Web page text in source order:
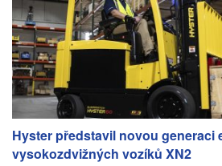
Hyster představil novou generaci
vysokozdvižných vozíků XN2